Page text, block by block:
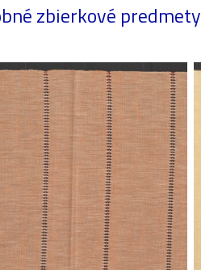
zbierkové predmety